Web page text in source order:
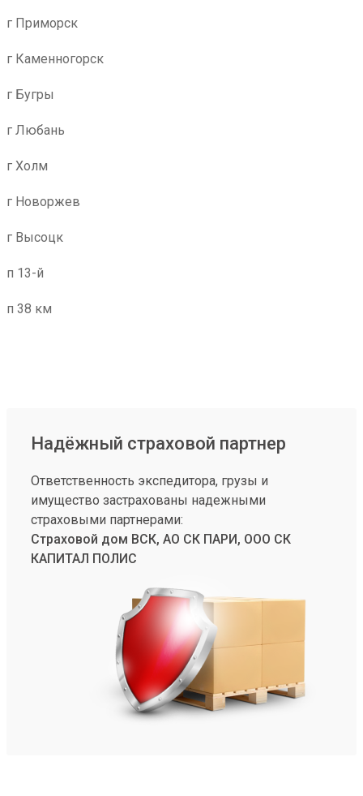
г Приморск
г Каменногорск
г Бугры
г Любань
г Холм
г Новоржев
г Высоцк
п 13-й
п 38 км
Надёжный страховой партнер
Ответственность экспедитора, грузы и
имущество застрахованы надежными
страховыми партнерами:
Страховой дом ВСК, АО СК ПАРИ, ООО СК
КАПИТАЛ ПОЛИС